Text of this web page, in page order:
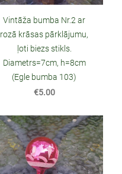
Vintāža bumba Nr.2 ar
rozā krāsas pārklājumu,
ļoti biezs stikls.
Diametrs=7cm, h=8cm
(Egle bumba 103)
€5.00